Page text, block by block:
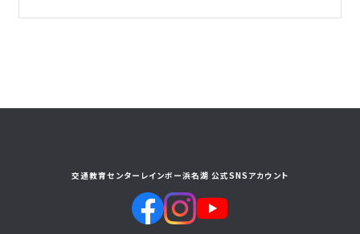
交通教育センターレインボー浜名湖 公式SNSアカウント